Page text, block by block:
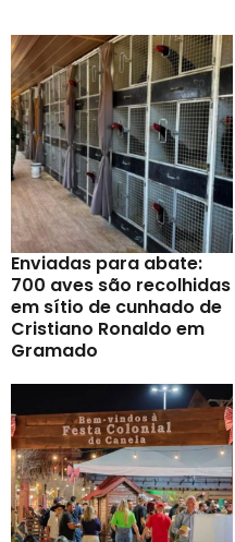
Enviadas para abate:
700 aves são recolhidas
em sítio de cunhado de
Cristiano Ronaldo em
Gramado